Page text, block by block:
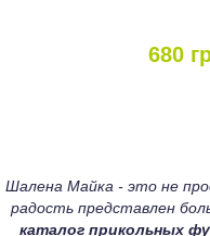
680
Шалена Майка - это не
радость представлен
каталог прикольных